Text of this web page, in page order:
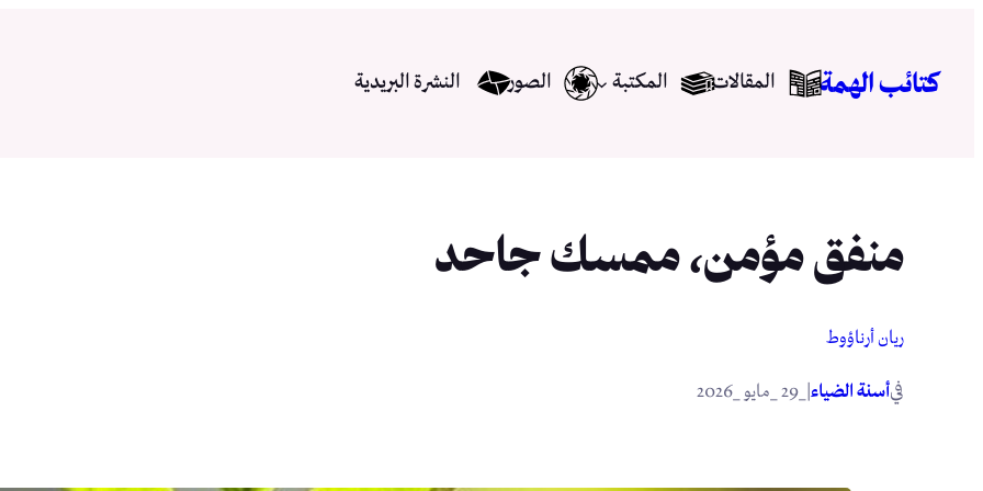
المحتوىكتائب الهمة المقالات المكتبة الصور النشرة البريدية
منفق مؤمن، ممسك جاحد
ريان أرناؤوط
فيأسنة الضياء